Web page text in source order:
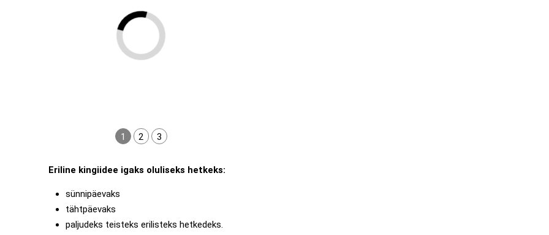
1 2 3
Eriline kingiidee igaks oluliseks hetkeks:
sünnipäevaks
tähtpäevaks
paljudeks teisteks erilisteks hetkedeks.